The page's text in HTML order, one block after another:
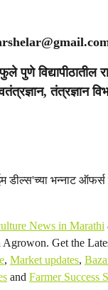
पुणे विद्यापीठातील
तंत्रज्ञान
डील्स'च्या भन्नाट ऑफर्स
News in Marathi
Agrowon. Get the
, Market updates,
and Farmer Success